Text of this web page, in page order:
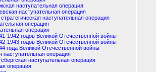
наступательная операция
наступательная операция
наступательная операция
операция
операция
1942 годов Великой Отечественной войны
1943 годов Великой Отечественной войны
года Великой Отечественной войны
наступательная операция
наступательная операция
операция